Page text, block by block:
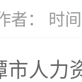
者： 时
市人力